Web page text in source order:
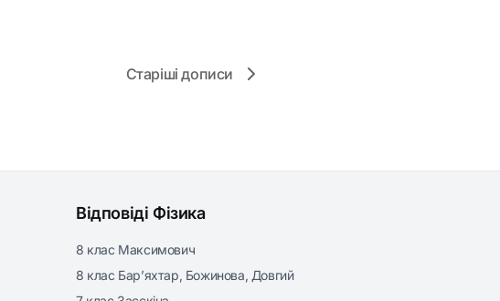
Старіші дописи
Відповіді Фізика
8 клас Максимович
8 клас Бар’яхтар, Божинова, Довгий